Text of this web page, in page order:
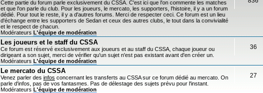
Cette partie du forum parle exclusivement du CSSA. C'est ici que l'on commente les matches
et que l'on parle du club. Pour les joueurs, le mercato, les supporters, l'histoire, il y a un forum
dédié. Pour tout le reste, il y a d'autres forums. Merci de respecter ceci. Ce forum est un lieu
d'échange entre les supporters de Sedan et ceux des autres clubs, le tout dans la convivialité
et le respect de chacun.
Modérateurs L'équipe de modération
Les joueurs et le staff du CSSA
Ce forum est réservé exclusivement aux joueurs et au staff du CSSA, chaque joueur ou
dirigeant a son sujet, merci de vérifier qu'un sujet n'est pas existant avant d'en créer un.
Modérateurs L'équipe de modération
36
Le mercato du CSSA
Venez parler des infos concernant les transferts au CSSA sur ce forum dédié au mercato. On
parle d'infos, pas de vos fantasmes. Pas de délestage des sujets prévu pour l'instant.
Modérateurs L'équipe de modération
27